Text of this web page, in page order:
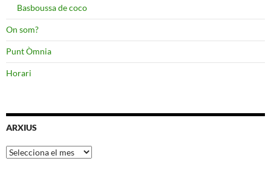
Basboussa de coco
On som?
Punt Òmnia
Horari
ARXIUS
Arxius